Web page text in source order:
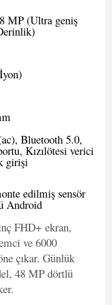
MP (Ultra geniş
Bluetooth 5.0,
Kızılötesi verici
girişi
edilmiş sensör
Android
FHD+ ekran,
ve 6000
çıkar. Günlük
48 MP dörtlü